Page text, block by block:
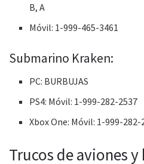
B, A
Móvil: 1-999-465-3461
Submarino Kraken:
PC: BURBUJAS
PS4: Móvil: 1-999-282-2537
Xbox One: Móvil: 1-999-282-
Trucos de aviones